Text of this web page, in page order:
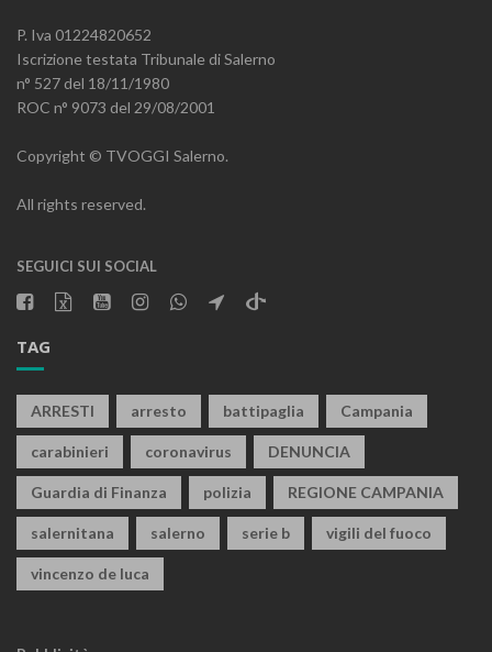
P. Iva 01224820652
Iscrizione testata Tribunale di Salerno
n° 527 del 18/11/1980
ROC n° 9073 del 29/08/2001
Copyright © TVOGGI Salerno.
All rights reserved.
SEGUICI SUI SOCIAL
TAG
ARRESTI arresto battipaglia Campania
carabinieri coronavirus DENUNCIA
Guardia di Finanza polizia REGIONE CAMPANIA
salernitana salerno serie b vigili del fuoco
vincenzo de luca